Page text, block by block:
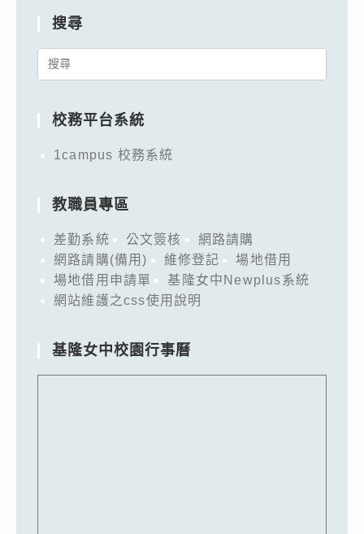
搜尋
Search
校務平台系統
1campus 校務系統
教職員專區
差勤系統 公文簽核
網路請購
網路請購(備用)
維修登記
場地借用
場地借用申請單
基隆女中Newplus系統
網站維護之css使用說明
基隆女中校園行事曆